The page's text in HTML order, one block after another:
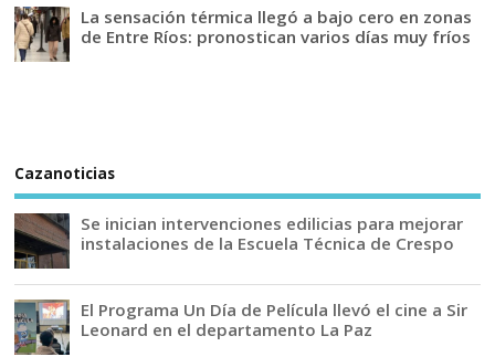
La sensación térmica llegó a bajo cero en zonas
de Entre Ríos: pronostican varios días muy fríos
Cazanoticias
Se inician intervenciones edilicias para mejorar
instalaciones de la Escuela Técnica de Crespo
El Programa Un Día de Película llevó el cine a Sir
Leonard en el departamento La Paz